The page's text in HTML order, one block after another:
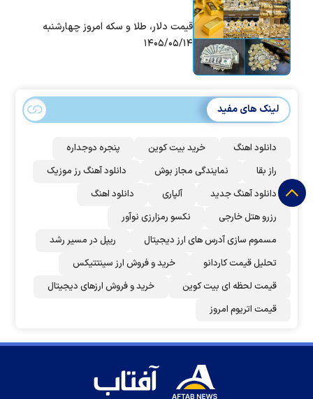
قیمت دلار، طلا و سکه امروز چهارشنبه
۱۴۰۵/۰۵/۱۴
لینک های مفید
دانلود اهنگ خرید بیت کوین
پنجره دوجداره
راز بقا
نمایندگی مجاز بوش
دانلود آهنگ رز‌ موزیک
دانلود آهنگ جدید
آلپاری
دانلود اهنگ
رزرو هتل خارجی
نکسو رمزارزی نوآور
مسموم سازی آدرس های ارز دیجیتال
ریپل در مسیر رشد
تحلیل قیمت کاردانو
خرید و فروش ارز سینتتیکس
قیمت لحظه ای بیت کوین
خرید و فروش ارزهای دیجیتال
قیمت اتریوم امروز